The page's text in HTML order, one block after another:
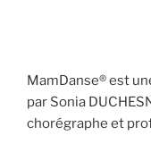
MamDanse® est
par Sonia
chorégraphe et